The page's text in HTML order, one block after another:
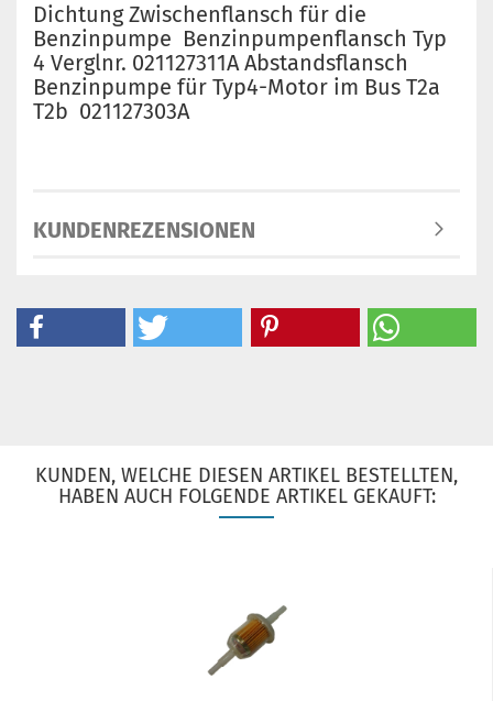
Dichtung Zwischenflansch für die
Benzinpumpe Benzinpumpenflansch Typ
4 Verglnr. 021127311A Abstandsflansch
Benzinpumpe für Typ4-​Motor im Bus T2a
T2b 021127303A
KUNDENREZENSIONEN
KUNDEN, WELCHE DIESEN ARTIKEL BESTELLTEN,
HABEN AUCH FOLGENDE ARTIKEL GEKAUFT: